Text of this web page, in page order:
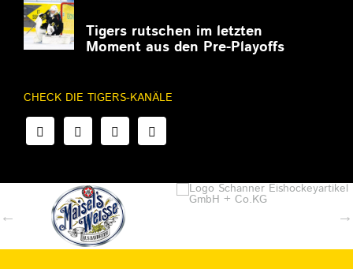
Tigers rutschen im letzten
Moment aus den Pre-Playoffs
CHECK DIE TIGERS-KANÄLE